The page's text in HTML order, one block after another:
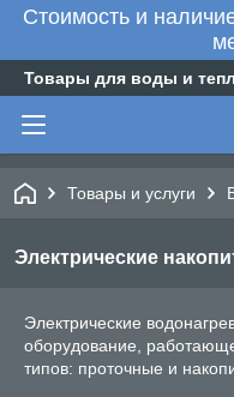
Стоимость и
Товары для воды и
Товары и услуги
Электрические
Электрические
оборудование,
типов: проточные и